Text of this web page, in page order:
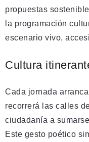
propuestas
la programación
escenario vivo,
Cultura
Cada jornada
recorrerá las calles
ciudadanía a
Este gesto poético